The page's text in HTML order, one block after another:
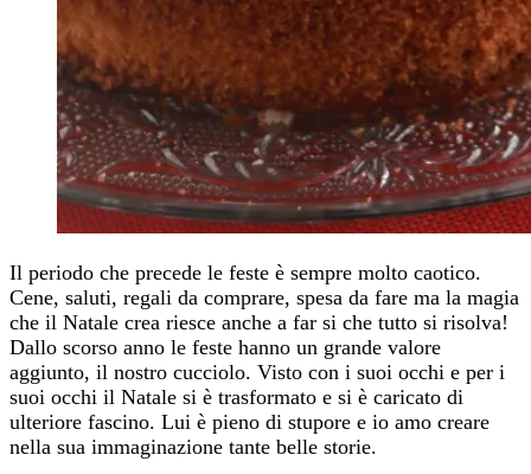
Il periodo che precede le feste è sempre molto caotico.
Cene, saluti, regali da comprare, spesa da fare ma la magia
che il Natale crea riesce anche a far si che tutto si risolva!
Dallo scorso anno le feste hanno un grande valore
aggiunto, il nostro cucciolo. Visto con i suoi occhi e per i
suoi occhi il Natale si è trasformato e si è caricato di
ulteriore fascino. Lui è pieno di stupore e io amo creare
nella sua immaginazione tante belle storie.